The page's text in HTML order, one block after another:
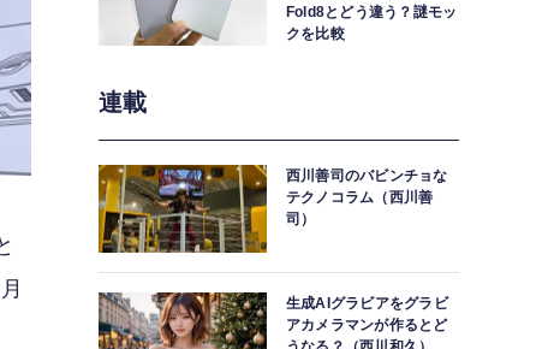
Fold8とどう違う？謎モッ
クを比較
連載
西川善司のバビンチョな
テクノコラム（西川善
司）
生成AIグラビアをグラビ
アカメラマンが作るとど